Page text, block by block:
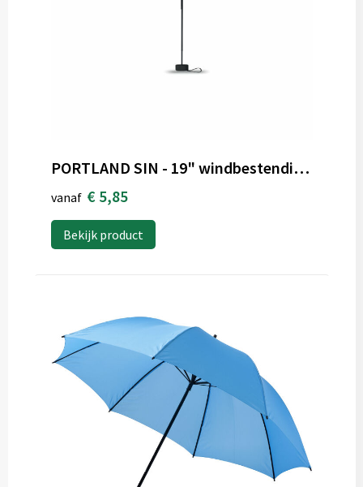
PORTLAND SIN - 19" windbestendige paraplu
vanaf € 5,85
Bekijk product